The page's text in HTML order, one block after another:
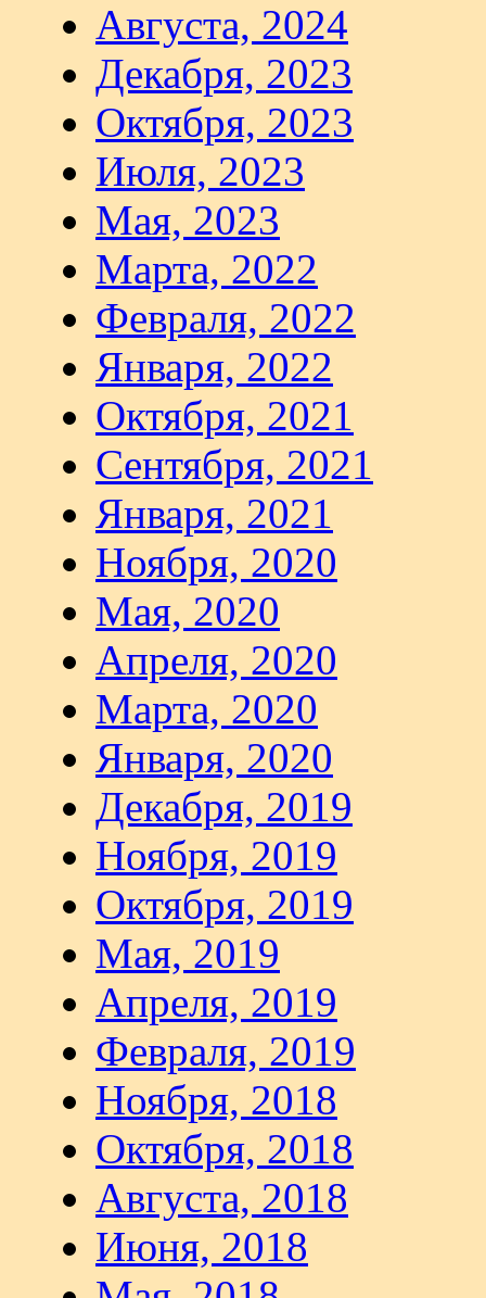
Августа, 2024
Декабря, 2023
Октября, 2023
Июля, 2023
Мая, 2023
Марта, 2022
Февраля, 2022
Января, 2022
Октября, 2021
Сентября, 2021
Января, 2021
Ноября, 2020
Мая, 2020
Апреля, 2020
Марта, 2020
Января, 2020
Декабря, 2019
Ноября, 2019
Октября, 2019
Мая, 2019
Апреля, 2019
Февраля, 2019
Ноября, 2018
Октября, 2018
Августа, 2018
Июня, 2018